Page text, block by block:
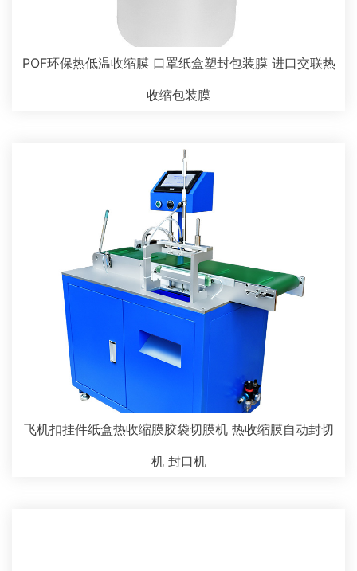
POF环保热低温收缩膜 口罩纸盒塑封包装膜 进口交联热
收缩包装膜
飞机扣挂件纸盒热收缩膜胶袋切膜机 热收缩膜自动封切
机 封口机